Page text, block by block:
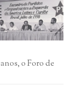
o Foro de